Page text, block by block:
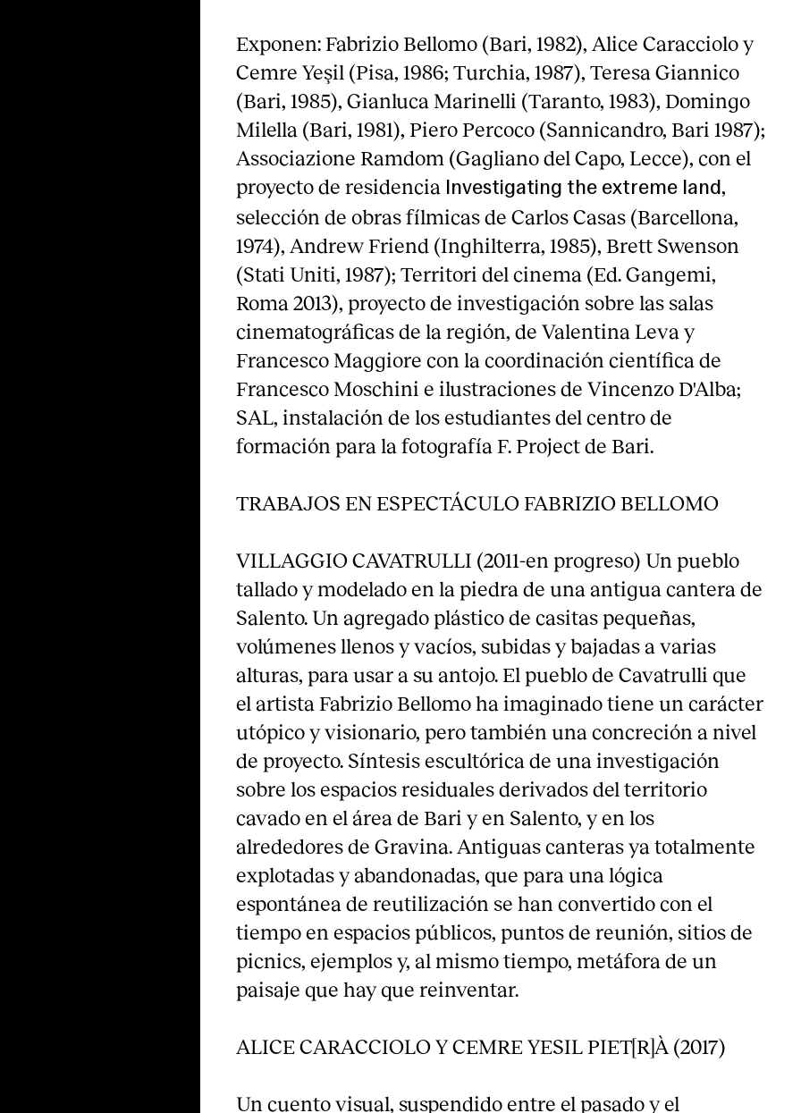
Exponen: Fabrizio Bellomo (Bari, 1982), Alice Caracciolo y
Cemre Yeşil (Pisa, 1986; Turchia, 1987), Teresa Giannico
(Bari, 1985), Gianluca Marinelli (Taranto, 1983), Domingo
Milella (Bari, 1981), Piero Percoco (Sannicandro, Bari 1987);
Associazione Ramdom (Gagliano del Capo, Lecce), con el
proyecto de residencia
Investigating the extreme land,
selección de obras fílmicas de Carlos Casas (Barcellona,
1974), Andrew Friend (Inghilterra, 1985), Brett Swenson
(Stati Uniti, 1987); Territori del cinema (Ed. Gangemi,
Roma 2013), proyecto de investigación sobre las salas
cinematográficas de la región, de Valentina Leva y
Francesco Maggiore con la coordinación científica de
Francesco Moschini e ilustraciones de Vincenzo D'Alba;
SAL, instalación de los estudiantes del centro de
formación para la fotografía F. Project de Bari.
TRABAJOS EN ESPECTÁCULO FABRIZIO BELLOMO
VILLAGGIO CAVATRULLI (2011-en progreso) Un pueblo
tallado y modelado en la piedra de una antigua cantera de
Salento. Un agregado plástico de casitas pequeñas,
volúmenes llenos y vacíos, subidas y bajadas a varias
alturas, para usar a su antojo. El pueblo de Cavatrulli que
el artista Fabrizio Bellomo ha imaginado tiene un carácter
utópico y visionario, pero también una concreción a nivel
de proyecto. Síntesis escultórica de una investigación
sobre los espacios residuales derivados del territorio
cavado en el área de Bari y en Salento, y en los
alrededores de Gravina. Antiguas canteras ya totalmente
explotadas y abandonadas, que para una lógica
espontánea de reutilización se han convertido con el
tiempo en espacios públicos, puntos de reunión, sitios de
picnics, ejemplos y, al mismo tiempo, metáfora de un
paisaje que hay que reinventar.
ALICE CARACCIOLO Y CEMRE YESIL PIET[R]À (2017)
Un cuento visual, suspendido entre el pasado y el